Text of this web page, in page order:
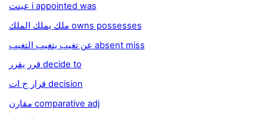
عينت i appointed was
ملك يملك الملك owns possesses
عن تغيب يتغيب التغيب absent miss
قرر يقرر decide to
قرار ج ات decision
مقارن comparative adj